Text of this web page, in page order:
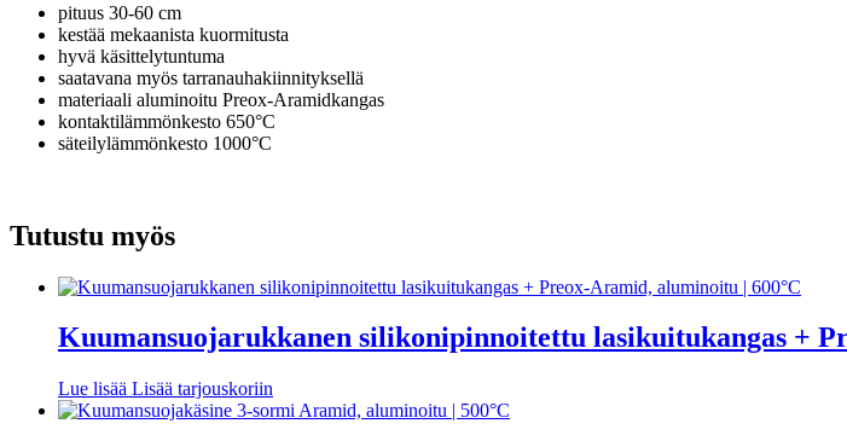
pituus 30-60 cm
kestää mekaanista kuormitusta
hyvä käsittelytuntuma
saatavana myös tarranauhakiinnityksellä
materiaali aluminoitu Preox-Aramidkangas
kontaktilämmönkesto 650°C
säteilylämmönkesto 1000°C
Tutustu myös
Kuumansuojarukkanen silikonipinnoitettu lasikuitukangas +
Lue lisää Lisää tarjouskoriin